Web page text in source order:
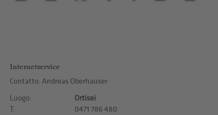
Internetservice
Contatto: Andreas Oberhauser
Luogo:
Ortisei
T:
0471 786 480